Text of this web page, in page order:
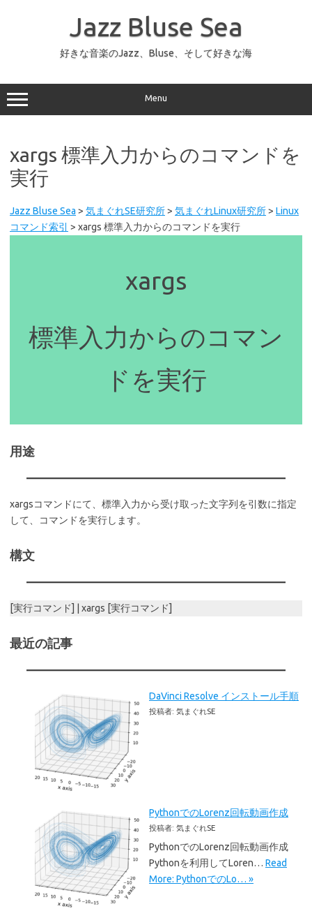
ッ
プ
Jazz Bluse Sea
好きな音楽のJazz、Bluse、そして好きな海
Menu
xargs 標準入力からのコマンドを
実行
Jazz Bluse Sea > 気まぐれSE研究所> 気まぐれLinux研究所> Linux
コマンド索引
> xargs 標準入力からのコマンドを実行
xargs
標準入力からのコマン
ドを実行
用途
xargsコマンドにて、標準入力から受け取った文字列を引数に指定
して、コマンドを実行します。
構文
[実行コマンド] | xargs [実行コマンド]
最近の記事
DaVinci Resolve インストール手順
投稿者: 気まぐれSE
PythonでのLorenz回転動画作成
投稿者: 気まぐれSE
PythonでのLorenz回転動画作成
Pythonを利用してLoren… Read
More: PythonでのLo… »